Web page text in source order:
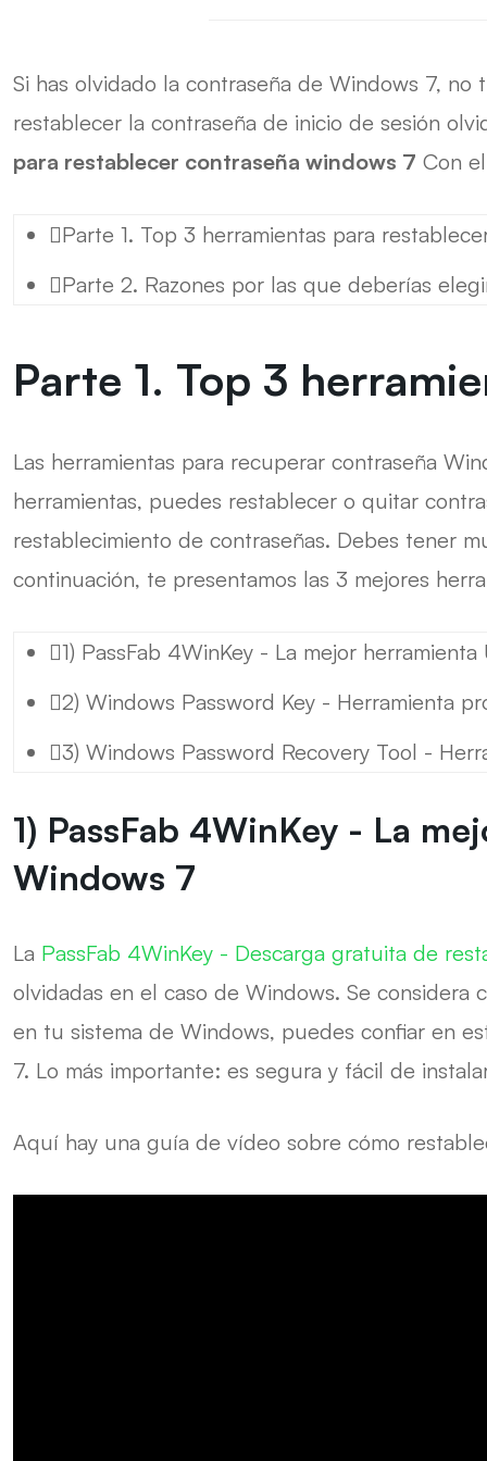
Si has olvidado la contraseña de Windows 7,
restablecer la contraseña de inicio de sesión
para restablecer contraseña windows 7 Con
Parte 1. Top 3 herramientas para
Parte 2. Razones por las que deberías
Parte 1. Top 3
Las herramientas para recuperar contraseña
herramientas, puedes restablecer o quitar
restablecimiento de contraseñas. Debes tener
continuación, te presentamos las 3 mejores
1) PassFab 4WinKey - La mejor
2) Windows Password Key - Herramienta
3) Windows Password Recovery Tool -
1) PassFab 4WinKey - La
Windows 7
La PassFab 4WinKey - Descarga gratuita de
olvidadas en el caso de Windows. Se
en tu sistema de Windows, puedes confiar en
7. Lo más importante: es segura y fácil de
Aquí hay una guía de vídeo sobre cómo